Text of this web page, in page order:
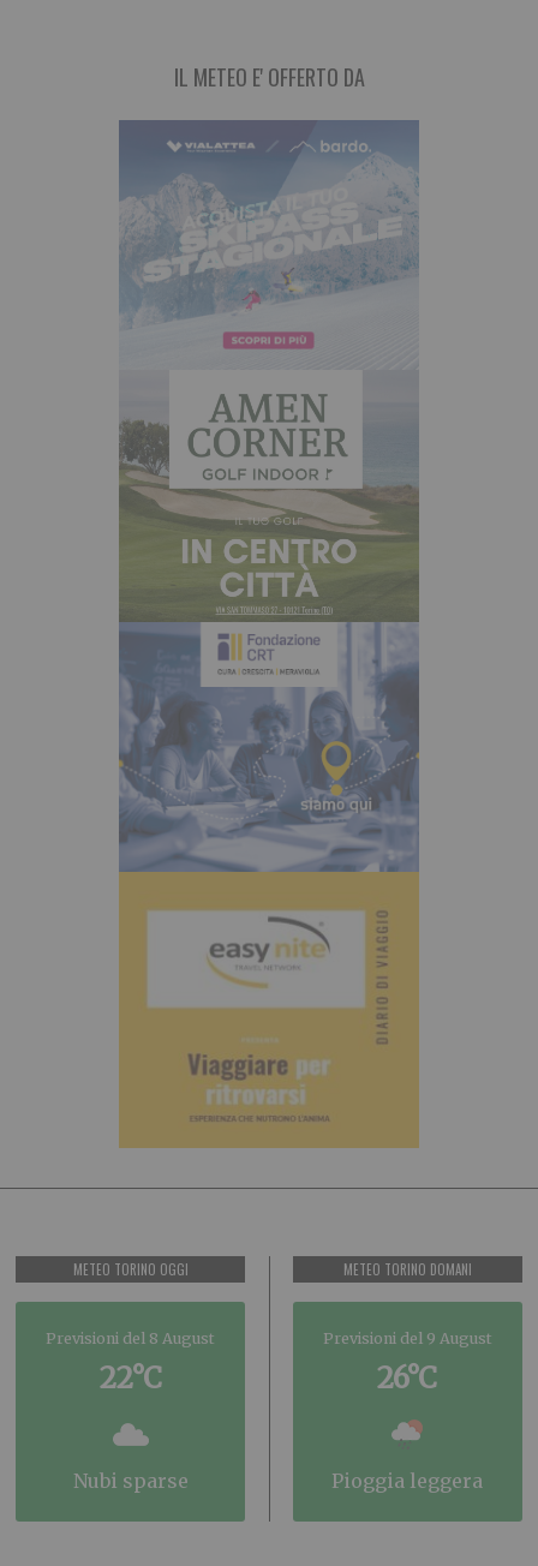
IL METEO E' OFFERTO DA
METEO TORINO OGGI
Previsioni del 8 August
22°C
nubi sparse
METEO TORINO DOMANI
Previsioni del 9 August
26°C
pioggia leggera